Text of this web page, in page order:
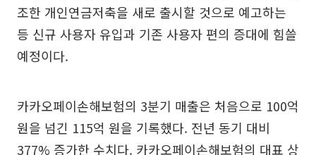
조한 개인연금저축을 새로 출시할 것으로 예고하는
등 신규 사용자 유입과 기존 사용자 편의 증대에 힘쓸
예정이다.
카카오페이손해보험의 3분기 매출은 처음으로 100억
원을 넘긴 115억 원을 기록했다. 전년 동기 대비
377% 증가한 수치다. 카카오페이손해보험의 대표 상